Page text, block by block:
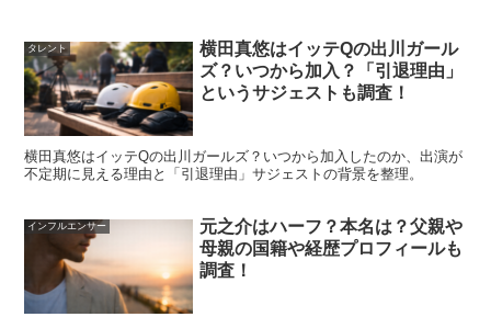
出典元：https://www.instagram.com/p/ChcFI0iJWSC/
ただただ細身でモデル体型というわけではなく、腕回りや
足回りもほどよく筋肉質で、アスリートやハリウッド女優
のようなスタイルですよね！
タレント
横田真悠はイッテQの出川ガール
ズ？いつから加入？「引退理由」
というサジェストも調査！
横田真悠はイッテQの出川ガールズ？いつから加入したのか、出演が
不定期に見える理由と「引退理由」サジェストの背景を整理。
インフルエンサー
元之介はハーフ？本名は？父親や
母親の国籍や経歴プロフィールも
調査！